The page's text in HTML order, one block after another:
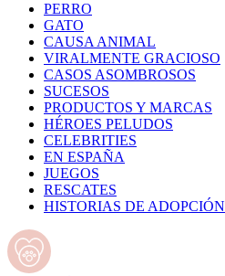
PERRO
GATO
CAUSA ANIMAL
VIRALMENTE GRACIOSO
CASOS ASOMBROSOS
SUCESOS
PRODUCTOS Y MARCAS
HÉROES PELUDOS
CELEBRITIES
EN ESPAÑA
JUEGOS
RESCATES
HISTORIAS DE ADOPCIÓN